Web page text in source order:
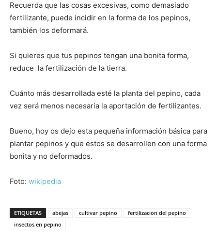
Recuerda que las cosas excesivas, como demasiado
fertilizante, puede incidir en la forma de los pepinos,
también los deformará.
Si quieres que tus pepinos tengan una bonita forma,
reduce la fertilización de la tierra.
Cuánto más desarrollada esté la planta del pepino, cada
vez será menos necesaria la aportación de fertilizantes.
Bueno, hoy os dejo esta pequeña información básica para
plantar pepinos y que estos se desarrollen con una forma
bonita y no deformados.
Foto: wikipedia
ETIQUETAS abejas cultivar pepino
fertilizacion del pepino
insectos en pepino